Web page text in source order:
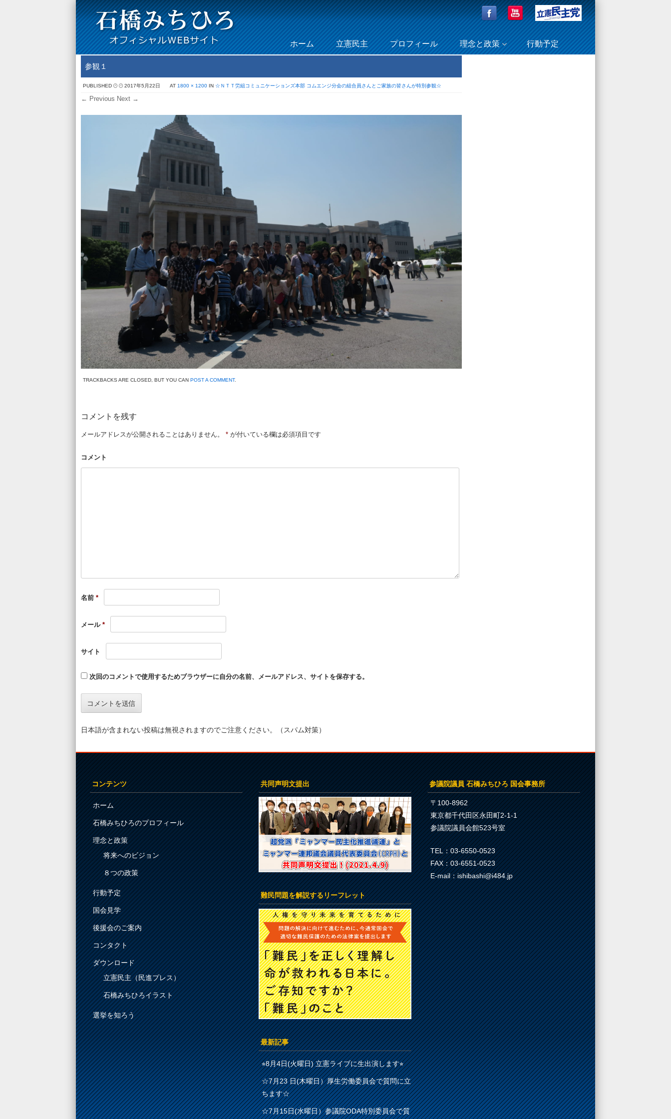
Menu
Skip to content
ホーム 立憲民主 プロフィール 理念と政策 行動予定
参観１
PUBLISHED 2017年5月22日 AT 1800 × 1200 IN ☆ＮＴＴ労組コミュニケーションズ本部 コムエンジ分会の組合員さんとご家族の皆さんが特別参観☆
← Previous Next →
TRACKBACKS ARE CLOSED, BUT YOU CAN POST A COMMENT.
コメントを残す
メールアドレスが公開されることはありません。 * が付いている欄は必須項目です
コメント
名前 *
メール *
サイト
次回のコメントで使用するためブラウザーに自分の名前、メールアドレス、サイトを保存する。
日本語が含まれない投稿は無視されますのでご注意ください。（スパム対策）
コンテンツ
ホーム
石橋みちひろのプロフィール
理念と政策
将来へのビジョン
８つの政策
行動予定
国会見学
後援会のご案内
コンタクト
ダウンロード
立憲民主（民進プレス）
石橋みちひろイラスト
選挙を知ろう
共同声明文提出
難民問題を解説するリーフレット
最新記事
⭐︎8月4日(火曜日) 立憲ライブに生出演します⭐︎
☆7月23 日(木曜日）厚生労働委員会で質問に立
ちます☆
☆7月15日(水曜日）参議院ODA特別委員会で質
参議院議員 石橋みちひろ 国会事務所
〒100-8962
東京都千代田区永田町2-1-1
参議院議員会館523号室
TEL：03-6550-0523
FAX：03-6551-0523
E-mail：ishibashi@i484.jp